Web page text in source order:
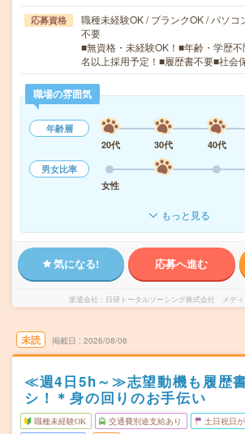
応募資格
職種未経験OK / ブランクOK / パソコ
不要
■無資格・未経験OK！■年齢・学歴
名以上採用予定！■履歴書不要■社会
職場の雰囲気
年齢層
20代
30代 40代
男女比率
女性
もっと見る
気になる! 応募へ進む
派遣会社 日研トータルソーシング株式会社 メデ
未読 掲載日 2026/08/06
≪週4日5h～≫志望動機も履歴
シ！＊身の回りのお手伝い
職種未経験OK 交通費別途支給あり 土日祝日